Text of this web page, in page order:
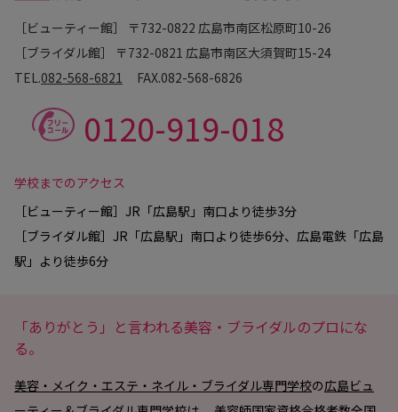
［ビューティー館］ 〒732-0822 広島市南区松原町10-26
［ブライダル館］ 〒732-0821 広島市南区大須賀町15-24
TEL.082-568-6821 FAX.082-568-6826
0120-919-018
学校までのアクセス
［ビューティー館］JR「広島駅」南口より徒歩3分
［ブライダル館］JR「広島駅」南口より徒歩6分、広島電鉄「広島
駅」より徒歩6分
「ありがとう」と言われる美容・ブライダルのプロにな
る。
美容・メイク・エステ・ネイル・ブライダル専門学校の広島ビュ